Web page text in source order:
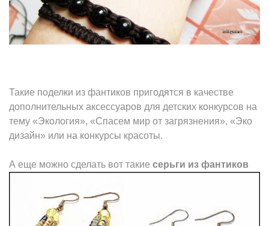
Такие поделки из фантиков пригодятся в качестве
дополнительных аксессуаров для детских конкурсов на
тему «Экология», «Спасем мир от загрязнения», «Эко
дизайн» или на конкурсы красоты.
А еще можно сделать вот такие серьги из фантиков